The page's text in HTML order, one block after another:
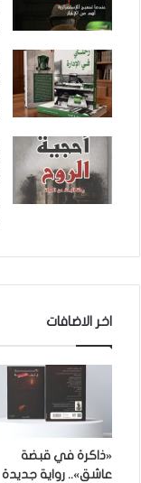
اخر الاضافات
«ذاكرة في قبضة
عاشق».. رواية جديدة